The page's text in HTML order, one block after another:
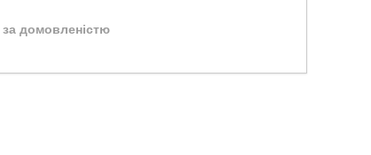
за домовленістю